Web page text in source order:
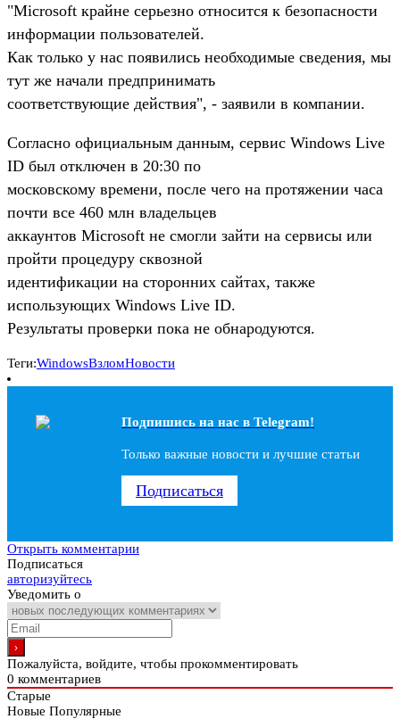
"Microsoft крайне серьезно относится к безопасности
информации пользователей.
Как только у нас появились необходимые сведения, мы
тут же начали предпринимать
соответствующие действия", - заявили в компании.
Согласно официальным данным, сервис Windows Live
ID был отключен в 20:30 по
московскому времени, после чего на протяжении часа
почти все 460 млн владельцев
аккаунтов Microsoft не смогли зайти на сервисы или
пройти процедуру сквозной
идентификации на сторонних сайтах, также
использующих Windows Live ID.
Результаты проверки пока не обнародуются.
Теги:WindowsВзломНовости
Подпишись на наc в Telegram!
Только важные новости и лучшие статьи
Подписаться
Открыть комментарии
Подписаться
авторизуйтесь
Уведомить о
Пожалуйста, войдите, чтобы прокомментировать
0 комментариев
Старые
Новые Популярные